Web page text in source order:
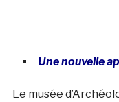
Une nouvelle
Le musée